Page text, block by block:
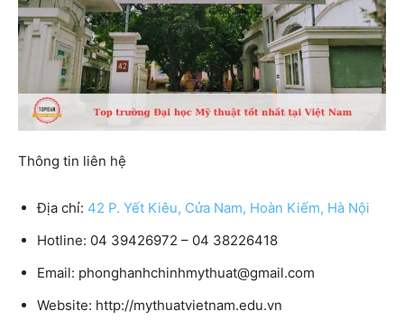
Thông tin liên hệ
Địa chỉ: 42 P. Yết Kiêu, Cửa Nam, Hoàn Kiếm, Hà Nội
Hotline: 04 39426972 – 04 38226418
Email: phonghanhchinhmythuat@gmail.com
Website: http://mythuatvietnam.edu.vn